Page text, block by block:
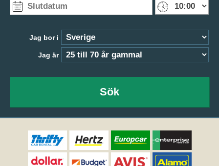
Jag bor i
Jag är
Sök